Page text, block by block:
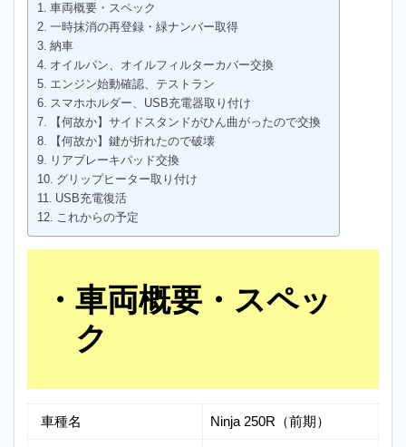
車両概要・スペック
一時抹消の再登録・緑ナンバー取得
納車
オイルパン、オイルフィルターカバー交換
エンジン始動確認、テストラン
スマホホルダー、USB充電器取り付け
【何故か】サイドスタンドがひん曲がったので交換
【何故か】鍵が折れたので破壊
リアブレーキパッド交換
グリップヒーター取り付け
USB充電復活
これからの予定
車両概要・スペッ
ク
車種名 Ninja 250R（前期）